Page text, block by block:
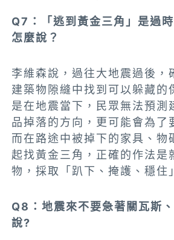
Q7：「逃到黃金三角」是過
怎麼說？
李維森說，過往大地震過後，
建築物隙縫中找到可以躲藏的
是在地震當下，民眾無法預測
品掉落的方向，更可能會為了
而在路途中被掉下的家具、物
起找黃金三角，正確的作法是
物，採取「趴下、掩護、穩住
Q8：地震來不要急著關瓦斯
說?